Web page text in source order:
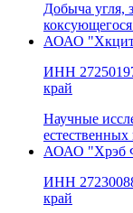
Добыча угля,
АОАО
ИНН
край
Научные
АОАО "Хрэб
ИНН
край